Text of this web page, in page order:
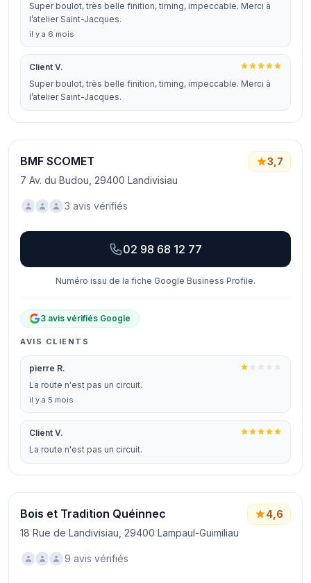
Super boulot, très belle finition, timing, impeccable. Merci à
l’atelier Saint-Jacques.
il y a 6 mois
Client V.
Super boulot, très belle finition, timing, impeccable. Merci à
l’atelier Saint-Jacques.
BMF SCOMET
7 Av. du Budou, 29400 Landivisiau
3,7
3 avis vérifiés
02 98 68 12 77
Numéro issu de la fiche Google Business Profile.
3 avis vérifiés Google
AVIS CLIENTS
pierre R.
La route n'est pas un circuit.
il y a 5 mois
Client V.
La route n'est pas un circuit.
Bois et Tradition Quéinnec
18 Rue de Landivisiau, 29400 Lampaul-Guimiliau
4,6
9 avis vérifiés